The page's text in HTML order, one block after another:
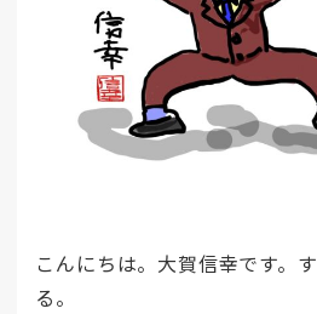
こんにちは。大賀信幸です。
る。